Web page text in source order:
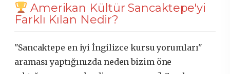
Amerikan Kültür Sancaktepe'yi
Farklı Kılan Nedir?
"Sancaktepe en iyi İngilizce kursu yorumları"
araması yaptığınızda neden bizim öne